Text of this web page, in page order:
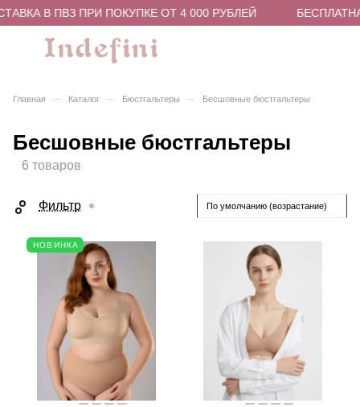
В ПВЗ ПРИ ПОКУПКЕ ОТ 4 000 РУБЛЕЙ
Главная – Каталог – Бюстгальтеры – Бесшовные бюстгальтеры
Бесшовные бюстгальтеры
6 товаров
Фильтр По умолчанию (возрастание)
НОВИНКА